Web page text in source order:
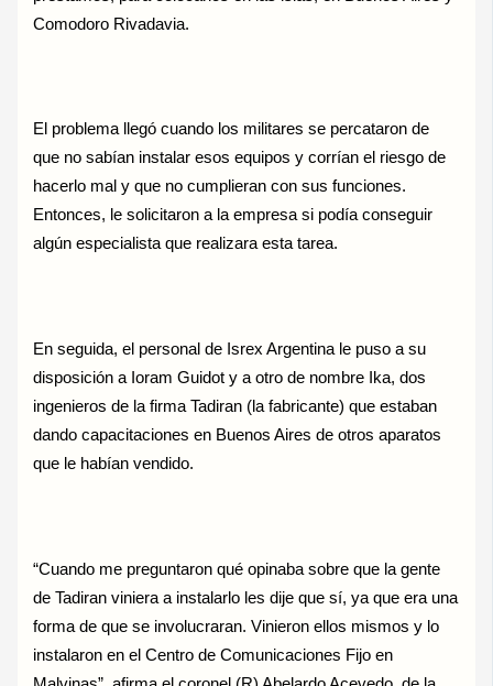
Comodoro Rivadavia.
El problema llegó cuando los militares se percataron de
que no sabían instalar esos equipos y corrían el riesgo de
hacerlo mal y que no cumplieran con sus funciones.
Entonces, le solicitaron a la empresa si podía conseguir
algún especialista que realizara esta tarea.
En seguida, el personal de Isrex Argentina le puso a su
disposición a Ioram Guidot y a otro de nombre Ika, dos
ingenieros de la firma Tadiran (la fabricante) que estaban
dando capacitaciones en Buenos Aires de otros aparatos
que le habían vendido.
“Cuando me preguntaron qué opinaba sobre que la gente
de Tadiran viniera a instalarlo les dije que sí, ya que era una
forma de que se involucraran. Vinieron ellos mismos y lo
instalaron en el Centro de Comunicaciones Fijo en